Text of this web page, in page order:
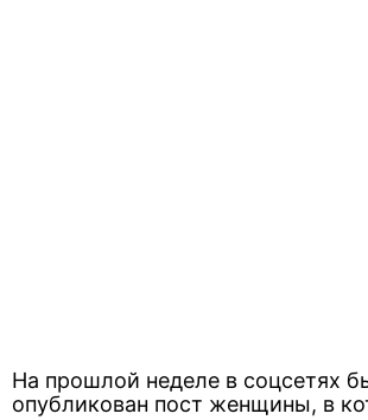
На прошлой неделе в соцсетях
опубликован пост женщины, в